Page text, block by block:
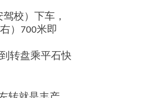
校）下车，
） 700米即
到转盘乘平石快